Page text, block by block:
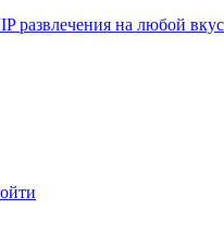
развлечения на любой вкус